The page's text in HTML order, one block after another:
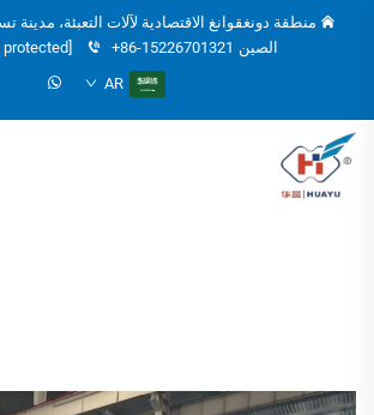
منطقة دونغقوانغ الاقتصادية لآلات التعبئة،
الصين +86-15226701321
protected]
AR